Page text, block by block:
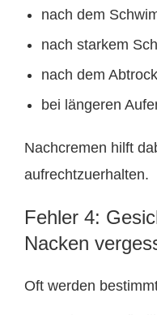
nach dem
nach starkem
nach dem
bei längeren
Nachcremen hilft
aufrechtzuerhalten.
Fehler 4:
Nacken
Oft werden